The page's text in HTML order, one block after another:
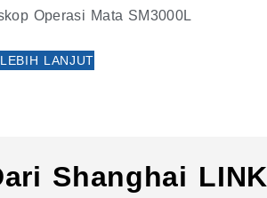
Operasi Mata SM3000L
LANJUT
Shanghai LINK